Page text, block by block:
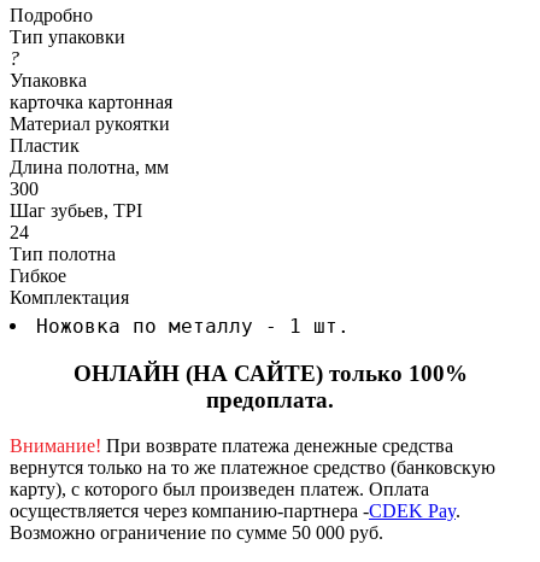
Подробно
Тип упаковки
?
Упаковка
карточка картонная
Материал рукоятки
Пластик
Длина полотна, мм
300
Шаг зубьев, TPI
24
Тип полотна
Гибкое
Комплектация
Ножовка по металлу - 1 шт.
ОНЛАЙН (НА САЙТЕ) только 100%
предоплата.
Внимание! При возврате платежа денежные средства
вернутся только на то же платежное средство (банковскую
карту), с которого был произведен платеж. Оплата
осуществляется через компанию-партнера -CDEK Pay.
Возможно ограничение по сумме 50 000 руб.